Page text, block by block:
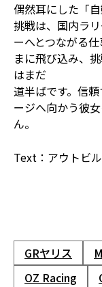
偶然耳にした「
挑戦は、国内ラ
ーへとつながる
まに飛び込み、
はまだ
道半ばです。信
ージへ向かう彼
ん。
Text：アウトビ
GRヤリス
OZ Racing